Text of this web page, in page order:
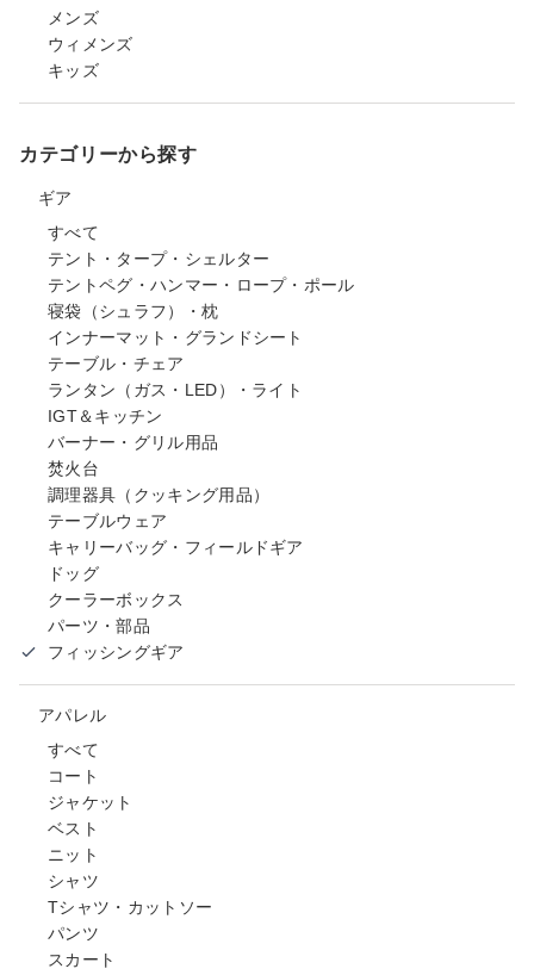
メンズ
ウィメンズ
キッズ
カテゴリーから探す
ギア
すべて
テント・タープ・シェルター
テントペグ・ハンマー・ロープ・ポール
寝袋（シュラフ）・枕
インナーマット・グランドシート
テーブル・チェア
ランタン（ガス・LED）・ライト
IGT＆キッチン
バーナー・グリル用品
焚火台
調理器具（クッキング用品）
テーブルウェア
キャリーバッグ・フィールドギア
ドッグ
クーラーボックス
パーツ・部品
フィッシングギア
アパレル
すべて
コート
ジャケット
ベスト
ニット
シャツ
Tシャツ・カットソー
パンツ
スカート